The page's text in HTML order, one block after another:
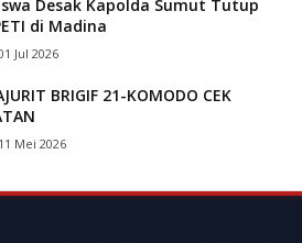
Desak Kapolda Sumut Tutup
di Madina
Jul 2026
BRIGIF 21-KOMODO CEK
Mei 2026